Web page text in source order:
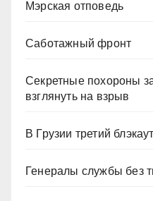
Мэрская отповедь
Саботажный фронт
Секретные похороны
взглянуть на взрыв
В Грузии третий
Генералы службы без